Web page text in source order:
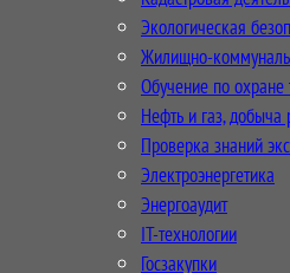
Экологическая
Жилищно-
Обучение по охране
Нефть и газ, добыча
Проверка знаний
Электроэнергетика
Энергоаудит
IT-технологии
Госзакупки